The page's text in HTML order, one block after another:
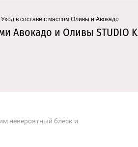
в составе с маслом Оливы и Авокадо
Авокадо и Оливы STUDIO
невероятный блеск и